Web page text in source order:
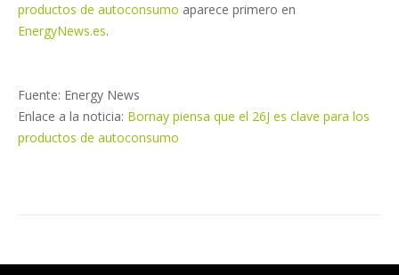
productos de autoconsumo aparece primero en
EnergyNews.es.
Fuente: Energy News
Enlace a la noticia: Bornay piensa que el 26J es clave para los
productos de autoconsumo